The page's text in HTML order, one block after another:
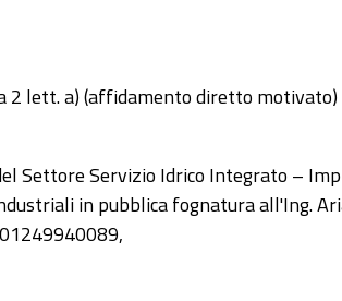
2 lett. a) (affidamento diretto motivato)
Settore Servizio Idrico Integrato –
in pubblica fognatura all'Ing.